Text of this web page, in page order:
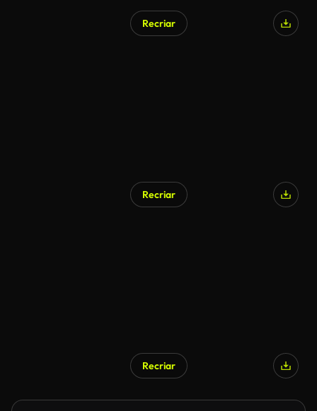
Recriar
Recriar
Recriar